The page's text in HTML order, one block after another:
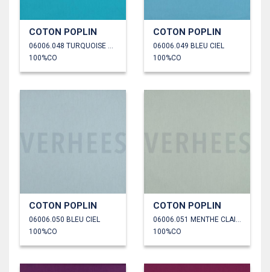
COTON POPLIN
100%CO
COTON POPLIN
06006.049 BLEU CIEL
100%CO
COTON POPLIN
06006.050 BLEU CIEL
100%CO
COTON POPLIN
100%CO